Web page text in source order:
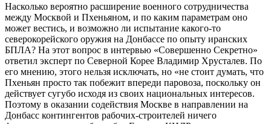
Насколько вероятно расширение военного сотрудничества
между Москвой и Пхеньяном, и по каким параметрам оно
может вестись, и возможно ли испытание какого-то
северокорейского оружия на Донбассе по опыту иранских
БПЛА? На этот вопрос в интервью «Совершенно Секретно»
ответил эксперт по Северной Корее Владимир Хрусталев. По
его мнению, этого нельзя исключать, но «не стоит думать, что
Пхеньян просто так побежит впереди паровоза, поскольку он
действует сугубо исходя из своих национальных интересов.
Поэтому в оказании содействия Москве в направлении на
Донбасс контингентов рабочих-строителей ничего